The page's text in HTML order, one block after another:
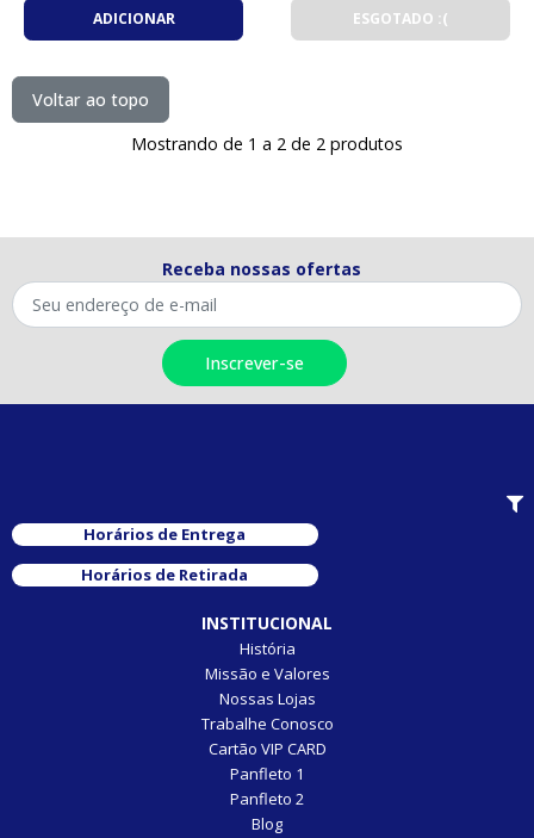
ADICIONAR ESGOTADO :(
Voltar ao topo
Mostrando de 1 a 2 de 2 produtos
Receba nossas ofertas
Horários de Entrega
Horários de Retirada
INSTITUCIONAL
História
Missão e Valores
Nossas Lojas
Trabalhe Conosco
Cartão VIP CARD
Panfleto 1
Panfleto 2
Blog